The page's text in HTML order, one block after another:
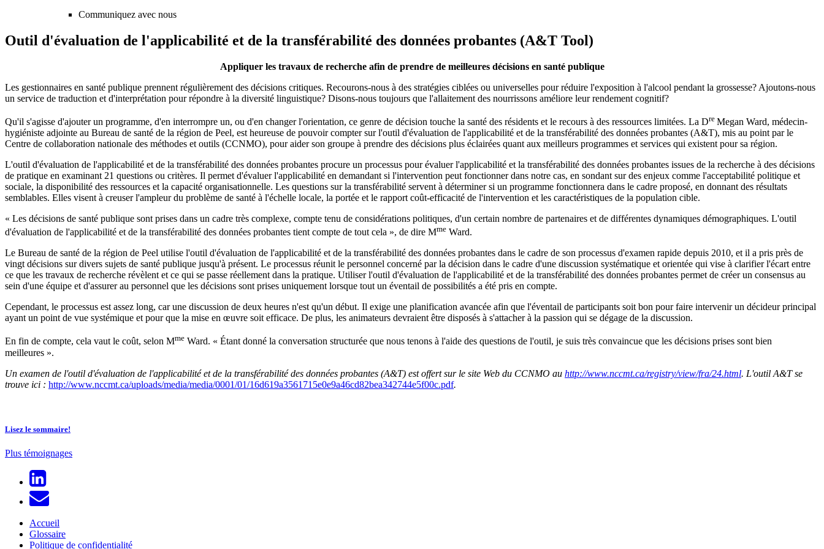
Communiquez avec nous
Outil d'évaluation de l'applicabilité et de la transférabilité des données probantes (A&T Tool)
Appliquer les travaux de recherche afin de prendre de meilleures décisions en santé publique
Les gestionnaires en santé publique prennent régulièrement des décisions critiques. Recourons-nous à des stratégies ciblées ou universelles pour réduire l'exposition à l'alcool pendant la grossesse? Ajoutons-nous
un service de traduction et d'interprétation pour répondre à la diversité linguistique? Disons-nous toujours que l'allaitement des nourrissons améliore leur rendement cognitif?
Qu'il s'agisse d'ajouter un programme, d'en interrompre un, ou d'en changer l'orientation, ce genre de décision touche la santé des résidents et le recours à des ressources limitées. La Dre Megan Ward, médecin-
hygiéniste adjointe au Bureau de santé de la région de Peel, est heureuse de pouvoir compter sur l'outil d'évaluation de l'applicabilité et de la transférabilité des données probantes (A&T), mis au point par le
Centre de collaboration nationale des méthodes et outils (CCNMO), pour aider son groupe à prendre des décisions plus éclairées quant aux meilleurs programmes et services qui existent pour sa région.
L'outil d'évaluation de l'applicabilité et de la transférabilité des données probantes procure un processus pour évaluer l'applicabilité et la transférabilité des données probantes issues de la recherche à des décisions
de pratique en examinant 21 questions ou critères. Il permet d'évaluer l'applicabilité en demandant si l'intervention peut fonctionner dans notre cas, en sondant sur des enjeux comme l'acceptabilité politique et
sociale, la disponibilité des ressources et la capacité organisationnelle. Les questions sur la transférabilité servent à déterminer si un programme fonctionnera dans le cadre proposé, en donnant des résultats
semblables. Elles visent à creuser l'ampleur du problème de santé à l'échelle locale, la portée et le rapport coût-efficacité de l'intervention et les caractéristiques de la population cible.
« Les décisions de santé publique sont prises dans un cadre très complexe, compte tenu de considérations politiques, d'un certain nombre de partenaires et de différentes dynamiques démographiques. L'outil
d'évaluation de l'applicabilité et de la transférabilité des données probantes tient compte de tout cela », de dire Mme Ward.
Le Bureau de santé de la région de Peel utilise l'outil d'évaluation de l'applicabilité et de la transférabilité des données probantes dans le cadre de son processus d'examen rapide depuis 2010, et il a pris près de
vingt décisions sur divers sujets de santé publique jusqu'à présent. Le processus réunit le personnel concerné par la décision dans le cadre d'une discussion systématique et orientée qui vise à clarifier l'écart entre
ce que les travaux de recherche révèlent et ce qui se passe réellement dans la pratique. Utiliser l'outil d'évaluation de l'applicabilité et de la transférabilité des données probantes permet de créer un consensus au
sein d'une équipe et d'assurer au personnel que les décisions sont prises uniquement lorsque tout un éventail de possibilités a été pris en compte.
Cependant, le processus est assez long, car une discussion de deux heures n'est qu'un début. Il exige une planification avancée afin que l'éventail de participants soit bon pour faire intervenir un décideur principal
ayant un point de vue systémique et pour que la mise en œuvre soit efficace. De plus, les animateurs devraient être disposés à s'attacher à la passion qui se dégage de la discussion.
En fin de compte, cela vaut le coût, selon Mme Ward. « Étant donné la conversation structurée que nous tenons à l'aide des questions de l'outil, je suis très convaincue que les décisions prises sont bien
meilleures ».
Un examen de l'outil d'évaluation de l'applicabilité et de la transférabilité des données probantes (A&T) est offert sur le site Web du CCNMO au http://www.nccmt.ca/registry/view/fra/24.html. L'outil A&T se
trouve ici : http://www.nccmt.ca/uploads/media/media/0001/01/16d619a3561715e0e9a46cd82bea342744e5f00c.pdf.
Lisez le sommaire!
Plus témoignages
Accueil
Glossaire
Politique de confidentialité